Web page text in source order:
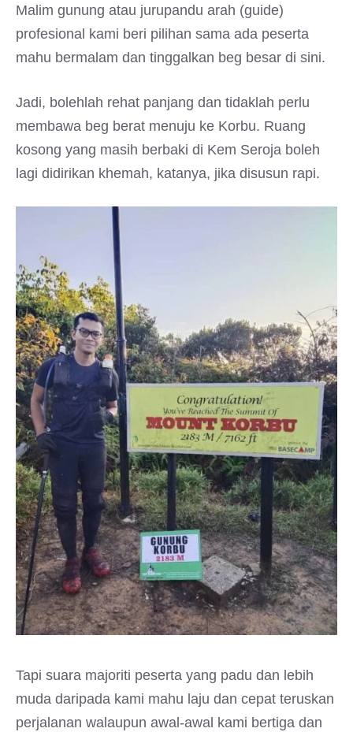
Malim gunung atau jurupandu arah (guide)
profesional kami beri pilihan sama ada peserta
mahu bermalam dan tinggalkan beg besar di sini.
Jadi, bolehlah rehat panjang dan tidaklah perlu
membawa beg berat menuju ke Korbu. Ruang
kosong yang masih berbaki di Kem Seroja boleh
lagi didirikan khemah, katanya, jika disusun rapi.
Tapi suara majoriti peserta yang padu dan lebih
muda daripada kami mahu laju dan cepat teruskan
perjalanan walaupun awal-awal kami bertiga dan